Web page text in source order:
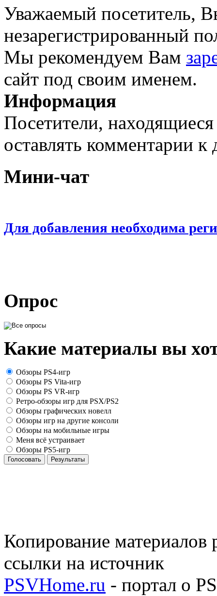
Уважаемый посетитель,
незарегистрированный
Мы рекомендуем Вам
сайт под своим именем.
Информация
Посетители,
оставлять комментарии
Мини-чат
Для добавления необходима
Опрос
Какие материалы вы
Обзоры PS4-игр
Обзоры PS Vita-игр
Обзоры PS VR-игр
Ретро-обзоры игр для PSX/PS2
Обзоры графических новелл
Обзоры игр на другие консоли
Обзоры на мобильные игры
Меня всё устраивает
Обзоры PS5-игр
Голосовать Результаты
Копирование материалов
ссылки на источник
PSVHome.ru - портал о